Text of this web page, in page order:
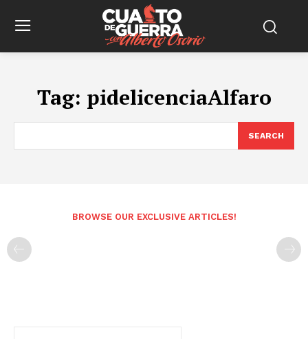
Tag: pidelicenciaAlfaro
SEARCH
BROWSE OUR EXCLUSIVE ARTICLES!